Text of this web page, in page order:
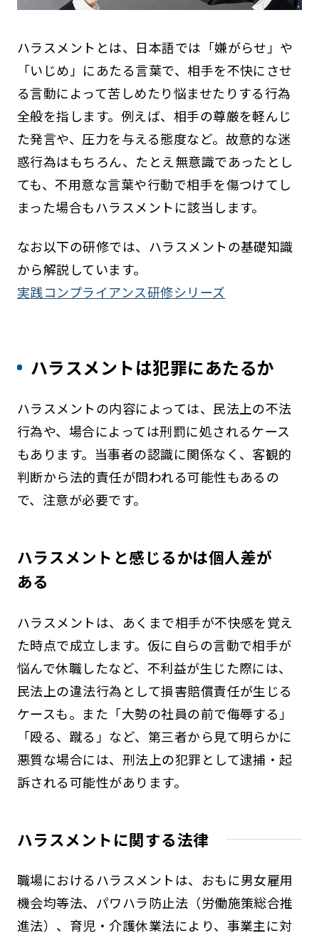
ハラスメントとは、日本語では「嫌がらせ」や
「いじめ」にあたる言葉で、相手を不快にさせ
る言動によって苦しめたり悩ませたりする行為
全般を指します。例えば、相手の尊厳を軽んじ
た発言や、圧力を与える態度など。故意的な迷
惑行為はもちろん、たとえ無意識であったとし
ても、不用意な言葉や行動で相手を傷つけてし
まった場合もハラスメントに該当します。
なお以下の研修では、ハラスメントの基礎知識
から解説しています。
実践コンプライアンス研修シリーズ
ハラスメントは犯罪にあたるか
ハラスメントの内容によっては、民法上の不法
行為や、場合によっては刑罰に処されるケース
もあります。当事者の認識に関係なく、客観的
判断から法的責任が問われる可能性もあるの
で、注意が必要です。
ハラスメントと感じるかは個人差が
ある
ハラスメントは、あくまで相手が不快感を覚え
た時点で成立します。仮に自らの言動で相手が
悩んで休職したなど、不利益が生じた際には、
民法上の違法行為として損害賠償責任が生じる
ケースも。また「大勢の社員の前で侮辱する」
「殴る、蹴る」など、第三者から見て明らかに
悪質な場合には、刑法上の犯罪として逮捕・起
訴される可能性があります。
ハラスメントに関する法律
職場におけるハラスメントは、おもに男女雇用
機会均等法、パワハラ防止法（労働施策総合推
進法）、育児・介護休業法により、事業主に対